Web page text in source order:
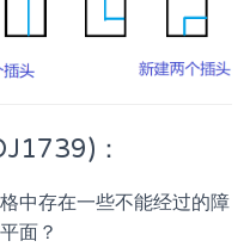
：
中存在一些不能经过的障
面？